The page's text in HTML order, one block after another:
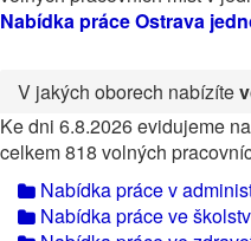
Nabídka práce Ostrava
V jakých oborech nabízíte
Ke dni 6.8.2026 evidujeme
celkem 818 volných
Nabídka práce v
Nabídka práce ve